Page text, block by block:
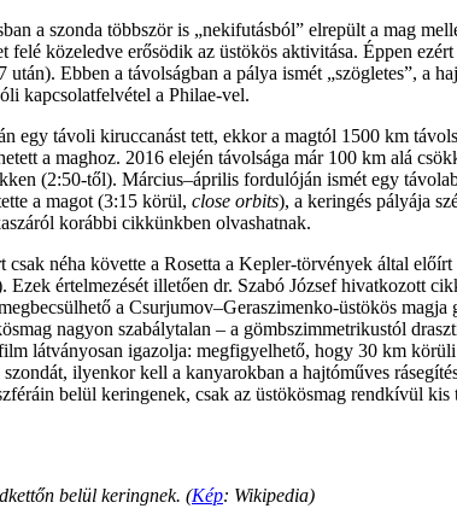
a szonda többször is „nekifutásból” elrepült a mag
közeledve erősödik az üstökös aktivitása. Éppen
után). Ebben a távolságban a pálya ismét „szögletes”, a
kapcsolatfelvétel a Philae-vel.
távoli kiruccanást tett, ekkor a magtól 1500 km
a maghoz. 2016 elején távolsága már 100 km alá
(2:50-től). Március–április fordulóján ismét egy
a magot (3:15 körül, close orbits), a keringés pályája
korábbi cikkünkben olvashatnak.
néha követte a Rosetta a Kepler-törvények által
értelmezését illetően dr. Szabó József hivatkozott
a Csurjumov–Geraszimenko-üstökös
nagyon szabálytalan – a gömbszimmetrikustól
látványosan igazolja: megfigyelhető, hogy 30 km
ilyenkor kell a kanyarokban a hajtóműves
belül keringenek, csak az üstökösmag rendkívül
belül keringnek. (Kép: Wikipedia)